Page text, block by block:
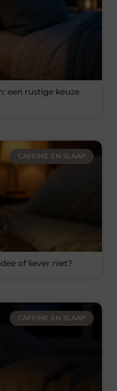
een rustige keuze
CAFEÏNE EN SLAAP
of liever niet?
CAFEÏNE EN SLAAP